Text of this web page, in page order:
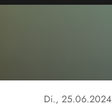
Di., 25.06.2024